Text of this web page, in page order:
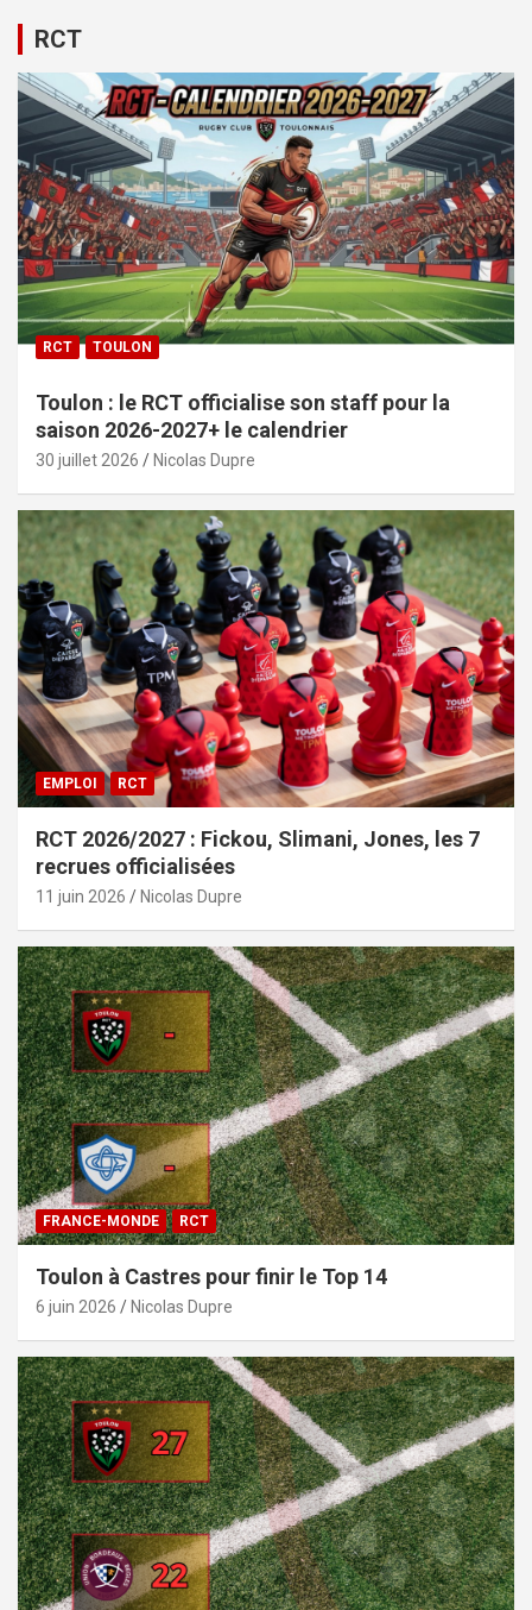
RCT
RCT TOULON
Toulon : le RCT officialise son staff pour la
saison 2026-2027+ le calendrier
30 juillet 2026 Nicolas Dupre
EMPLOI RCT
RCT 2026/2027 : Fickou, Slimani, Jones, les 7
recrues officialisées
11 juin 2026 Nicolas Dupre
FRANCE-MONDE RCT
Toulon à Castres pour finir le Top 14
6 juin 2026 Nicolas Dupre